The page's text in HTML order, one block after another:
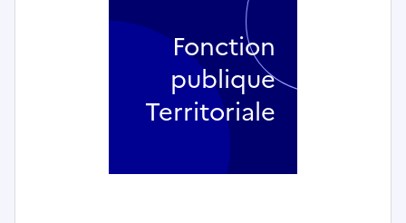
Fonction
publique
Territoriale